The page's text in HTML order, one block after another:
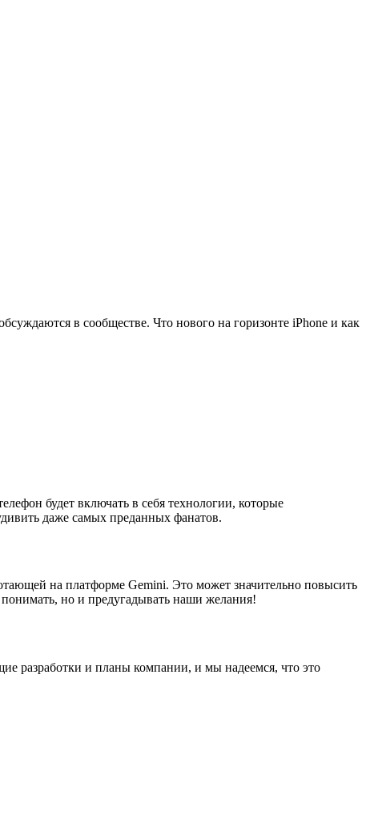
в сообществе. Что нового на горизонте iPhone и как
будет включать в себя технологии, которые
даже самых преданных фанатов.
на платформе Gemini. Это может значительно повысить
но и предугадывать наши желания!
разработки и планы компании, и мы надеемся, что это